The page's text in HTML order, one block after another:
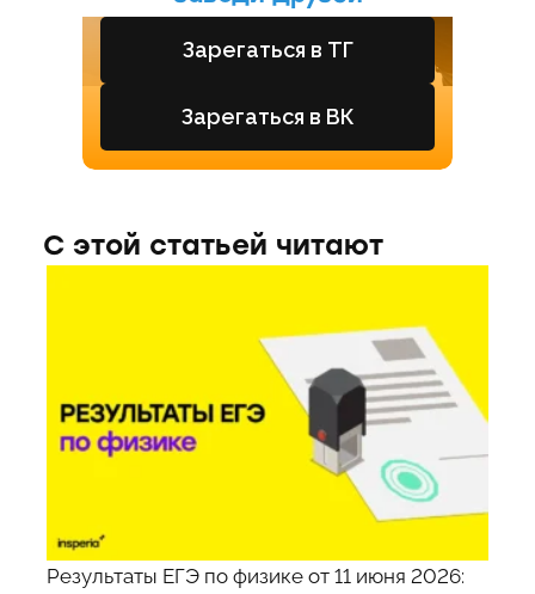
Зарегаться в ТГ
Зарегаться в ВК
С этой статьей читают
Результаты ЕГЭ по физике от 11 июня 2026: